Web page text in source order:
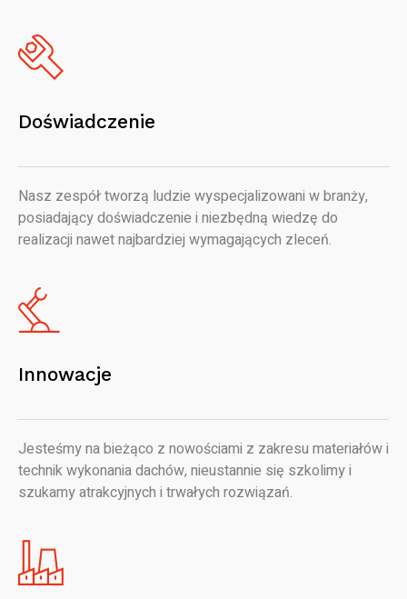
Doświadczenie
Nasz zespół tworzą ludzie wyspecjalizowani w branży,
posiadający doświadczenie i niezbędną wiedzę do
realizacji nawet najbardziej wymagających zleceń.
Innowacje
Jesteśmy na bieżąco z nowościami z zakresu materiałów i
technik wykonania dachów, nieustannie się szkolimy i
szukamy atrakcyjnych i trwałych rozwiązań.